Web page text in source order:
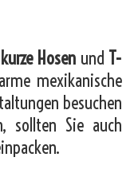
kurze Hosen und T-
mexikanische
besuchen
sollten Sie auch